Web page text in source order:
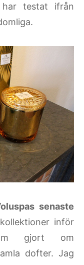
testat ifrån
senaste
inför
gjort om
dofter. Jag